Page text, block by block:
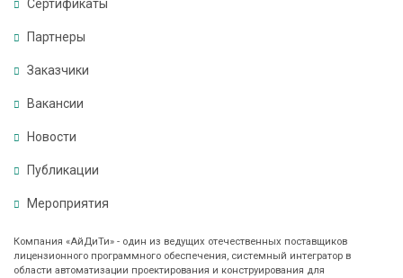
а
у
и
П
е
а
н
Сертификаты
Партнеры
Заказчики
Вакансии
Новости
Публикации
Мероприятия
Компания «АйДиТи» - один из ведущих отечественных поставщиков
лицензионного программного обеспечения, системный интегратор в
области автоматизации проектирования и конструирования для